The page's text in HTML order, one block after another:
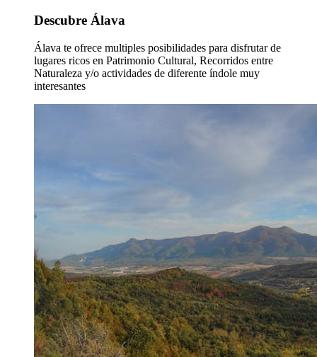
Descubre Álava
Álava te ofrece multiples posibilidades para disfrutar de
lugares ricos en Patrimonio Cultural, Recorridos entre
Naturaleza y/o actividades de diferente índole muy
interesantes